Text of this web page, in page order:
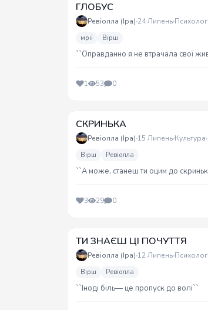
ГЛОБУС
Ревіолла (Іра) 24 Липень
мрії Вірш
``Оправданно я не втрачала свої
1 53 0
СКРИНЬКА
Ревіолла (Іра) 15 Липень Культура
Вірш Ревіолла
``А може, станеш ти оцим до
3 29 0
ТИ ЗНАЄШ ЦІ ПОЧУТТЯ
Ревіолла (Іра) 12 Липень
Вірш Ревіолла
``Іноді біль— це пропуск до волі``